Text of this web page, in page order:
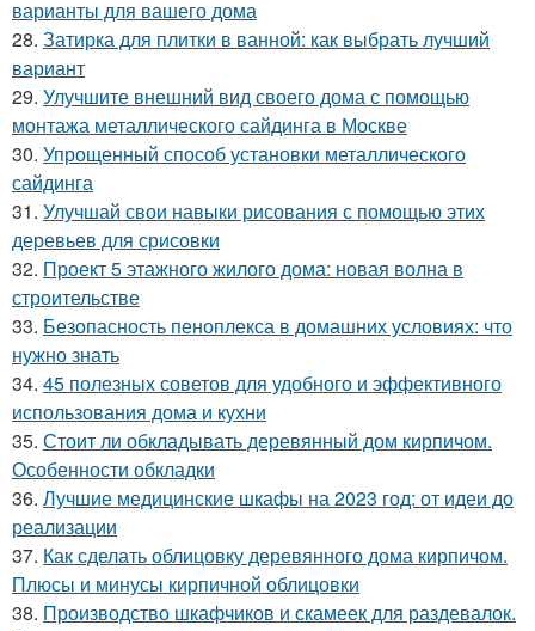
варианты для вашего дома
28. Затирка для плитки в ванной: как выбрать лучший
вариант
29. Улучшите внешний вид своего дома с помощью
монтажа металлического сайдинга в Москве
30. Упрощенный способ установки металлического
сайдинга
31. Улучшай свои навыки рисования с помощью этих
деревьев для срисовки
32. Проект 5 этажного жилого дома: новая волна в
строительстве
33. Безопасность пеноплекса в домашних условиях: что
нужно знать
34. 45 полезных советов для удобного и эффективного
использования дома и кухни
35. Стоит ли обкладывать деревянный дом кирпичом.
Особенности обкладки
36. Лучшие медицинские шкафы на 2023 год: от идеи до
реализации
37. Как сделать облицовку деревянного дома кирпичом.
Плюсы и минусы кирпичной облицовки
38. Производство шкафчиков и скамеек для раздевалок.